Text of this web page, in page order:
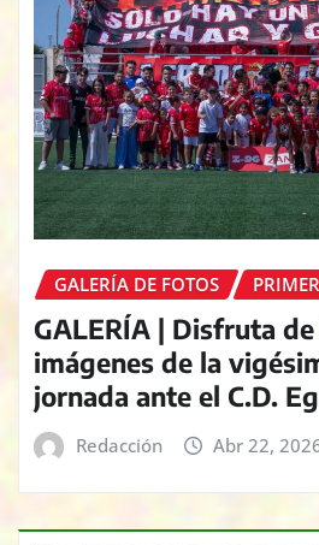
GALERÍA DE FOTOS
GALERÍA | Disfruta
imágenes de la
jornada ante el C.D.
Redacción Abr 22,